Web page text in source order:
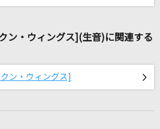
ン・ウィングス](生音)に関連する
ン・ウィングス]